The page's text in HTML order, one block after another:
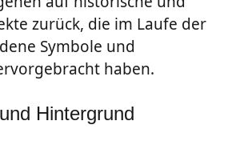
zurück, die im Laufe der
Symbole und
haben.
Hintergrund